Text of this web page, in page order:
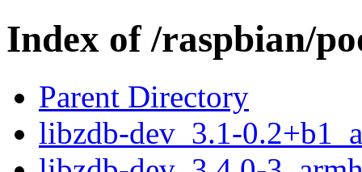
Index of /raspbian/
Parent Directory
libzdb-dev_3.1-